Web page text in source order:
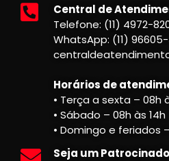
Central de
Telefone: (11) 4972-
WhatsApp: (11)
Horários de
• Terça a sexta – 08h
• Sábado – 08h às 14h
• Domingo e feriados
Seja um